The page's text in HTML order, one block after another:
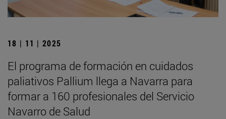
18 | 11 | 2025
El programa de formación en cuidados
paliativos Pallium llega a Navarra para
formar a 160 profesionales del Servicio
Navarro de Salud